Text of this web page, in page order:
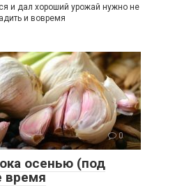
и дал хороший урожай нужно не
и вовремя
0
осенью (под
время